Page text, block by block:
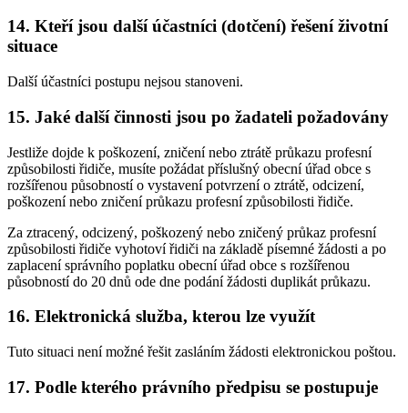
14. Kteří jsou další účastníci (dotčení) řešení životní
situace
Další účastníci postupu nejsou stanoveni.
15. Jaké další činnosti jsou po žadateli požadovány
Jestliže dojde k poškození, zničení nebo ztrátě průkazu profesní
způsobilosti řidiče, musíte požádat příslušný obecní úřad obce s
rozšířenou působností o vystavení potvrzení o ztrátě, odcizení,
poškození nebo zničení průkazu profesní způsobilosti řidiče.
Za ztracený, odcizený, poškozený nebo zničený průkaz profesní
způsobilosti řidiče vyhotoví řidiči na základě písemné žádosti a po
zaplacení správního poplatku obecní úřad obce s rozšířenou
působností do 20 dnů ode dne podání žádosti duplikát průkazu.
16. Elektronická služba, kterou lze využít
Tuto situaci není možné řešit zasláním žádosti elektronickou poštou.
17. Podle kterého právního předpisu se postupuje